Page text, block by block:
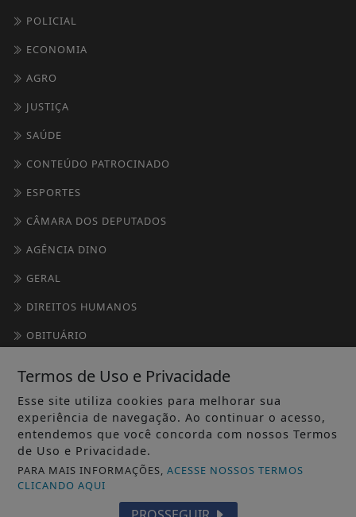
POLICIAL
ECONOMIA
AGRO
JUSTIÇA
SAÚDE
CONTEÚDO PATROCINADO
ESPORTES
CÂMARA DOS DEPUTADOS
AGÊNCIA DINO
GERAL
DIREITOS HUMANOS
OBITUÁRIO
/ INFORMAÇÕES
INÍCIO
SOBRE
PAINEL DO USUÁRIO
Termos de Uso e Privacidade
Esse site utiliza cookies para melhorar sua
experiência de navegação. Ao continuar o acesso,
entendemos que você concorda com nossos Termos
de Uso e Privacidade.
PARA MAIS INFORMAÇÕES,ACESSE NOSSOS TERMOS
CLICANDO AQUI